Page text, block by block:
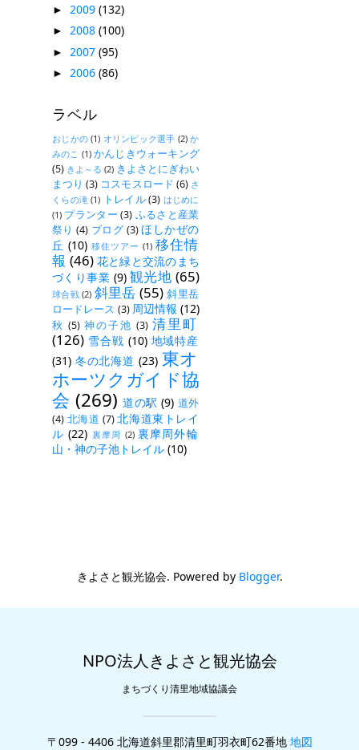
► 2009 (132)
► 2008 (100)
► 2007 (95)
► 2006 (86)
ラベル
おじかの (1) オリンピック選手 (2) か
みのこ (1) かんじきウォーキング
(5) きよ～る (2) きよさとにぎわい
まつり (3) コスモスロード (6) さ
くらの滝 (1) トレイル(3) はじめに
(1) プランター (3) ふるさと産業
祭り (4) ブログ (3) ほしかぜの
丘 (10) 移住ツアー (1) 移住情
報 (46) 花と緑と交流のまち
づくり事業 (9) 観光地 (65)
球合戦 (2) 斜里岳 (55) 斜里岳
ロードレース (3) 周辺情報 (12)
秋 (5) 神の子池 (3) 清里町
(126) 雪合戦 (10) 地域特産
(31) 冬の北海道 (23) 東オ
ホーツクガイド協
会 (269) 道の駅 (9) 道外
(4) 北海道 (7) 北海道東トレイ
ル (22) 裏摩周 (2) 裏摩周外輪
山・神の子池トレイル (10)
きよさと観光協会. Powered by Blogger.
NPO法人きよさと観光協会
まちづくり清里地域協議会
〒099 - 4406 北海道斜里郡清里町羽衣町62番地 地図